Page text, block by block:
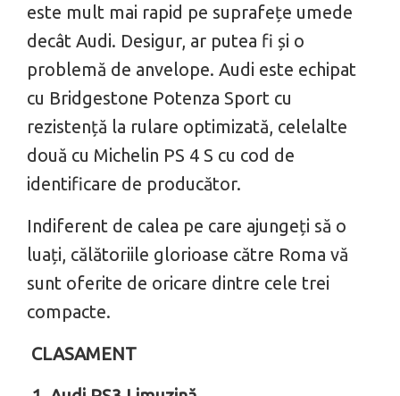
este mult mai rapid pe suprafețe umede
decât Audi. Desigur, ar putea fi și o
problemă de anvelope. Audi este echipat
cu Bridgestone Potenza Sport cu
rezistență la rulare optimizată, celelalte
două cu Michelin PS 4 S cu cod de
identificare de producător.
Indiferent de calea pe care ajungeți să o
luați, călătoriile glorioase către Roma vă
sunt oferite de oricare dintre cele trei
compacte.
CLASAMENT